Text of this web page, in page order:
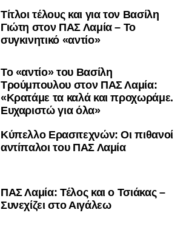
Τίτλοι τέλους και για τον Βασίλη
Γιώτη στον ΠΑΣ Λαμία – Το
συγκινητικό «αντίο»
Το «αντίο» του Βασίλη
Τρούμπουλου στον ΠΑΣ Λαμία:
«Κρατάμε τα καλά και προχωράμε.
Ευχαριστώ για όλα»
Κύπελλο Ερασιτεχνών: Οι πιθανοί
αντίπαλοι του ΠΑΣ Λαμία
ΠΑΣ Λαμία: Τέλος και ο Τσιάκας –
Συνεχίζει στο Αιγάλεω